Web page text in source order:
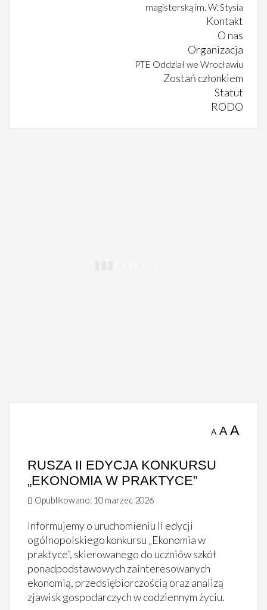
magisterską im. W. Stysia
Kontakt
O nas
Organizacja
PTE Oddział we Wrocławiu
Zostań członkiem
Statut
RODO
A A A
RUSZA II EDYCJA KONKURSU
„EKONOMIA W PRAKTYCE”
Opublikowano: 10 marzec 2026
Informujemy o uruchomieniu II edycji
ogólnopolskiego konkursu „Ekonomia w
praktyce”, skierowanego do uczniów szkół
ponadpodstawowych zainteresowanych
ekonomią, przedsiębiorczością oraz analizą
zjawisk gospodarczych w codziennym życiu.